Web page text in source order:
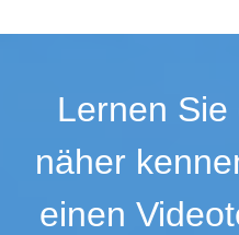
Lernen
näher
einen